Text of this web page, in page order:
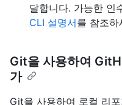
달합니다. 가능한 인
CLI 설명서를 참조하
Git을 사용하여
가
Git을 사용하여 로컬 리